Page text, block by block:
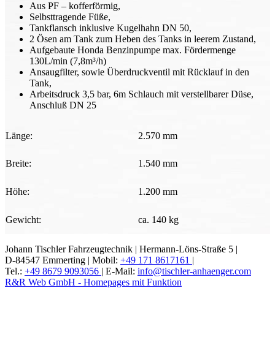
Aus PF – kofferförmig,
Selbsttragende Füße,
Tankflansch inklusive Kugelhahn DN 50,
2 Ösen am Tank zum Heben des Tanks in leerem Zustand,
Aufgebaute Honda Benzinpumpe max. Fördermenge
130L/min (7,8m³/h)
Ansaugfilter, sowie Überdruckventil mit Rücklauf in den
Tank,
Arbeitsdruck 3,5 bar, 6m Schlauch mit verstellbarer Düse,
Anschluß DN 25
Länge: 2.570 mm
Breite: 1.540 mm
Höhe: 1.200 mm
Gewicht: ca. 140 kg
Johann Tischler Fahrzeugtechnik | Hermann-Löns-Straße 5 |
D-84547 Emmerting | Mobil: +49 171 8617161 |
Tel.: +49 8679 9093056 | E-Mail: info@tischler-anhaenger.com
R&R Web GmbH - Homepages mit Funktion